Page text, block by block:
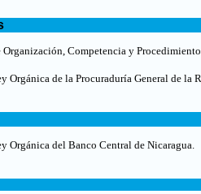
Organización, Competencia y
Orgánica de la Procuraduría General de la
Orgánica del Banco Central de Nicaragua.